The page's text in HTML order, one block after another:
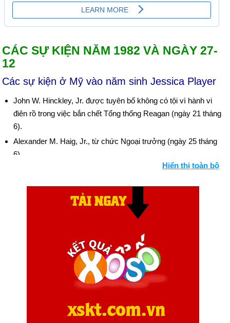
CÁC SỰ KIỆN NĂM 1982 VÀ NGÀY 27-
12
Các sự kiện ở Mỹ vào năm sinh Jessica Player
John W. Hinckley, Jr. được tuyên bố không có tội vì hành vi
điên rồ trong việc bắn chết Tổng thống Reagan (ngày 21 tháng
6).
Alexander M. Haig, Jr., từ chức Ngoại trưởng (ngày 25 tháng
6).
Tu chính án Quyền bình đẳng không được phê chuẩn (ngày 30
Ngày sinh Jessica Player (27-12) trong lịch sử
Nhà tự nhiên học Darwin bắt đầu
Ngày 27-12 năm 1900:Người theo chủ nghĩa cấm đoán Carry
Nation đã đập phá quán rượu đầu tiên của cô ấy.
Ngày 27-12 năm 1932:Radio City Music Hall ở thành phố
New York đã khai trương.
Ngày 27-12 năm 1945:
Ngân hàng Thế giới được thành lập
với một thỏa thuận được ký kết bởi 28 quốc gia.
Hiển thị toàn bộ